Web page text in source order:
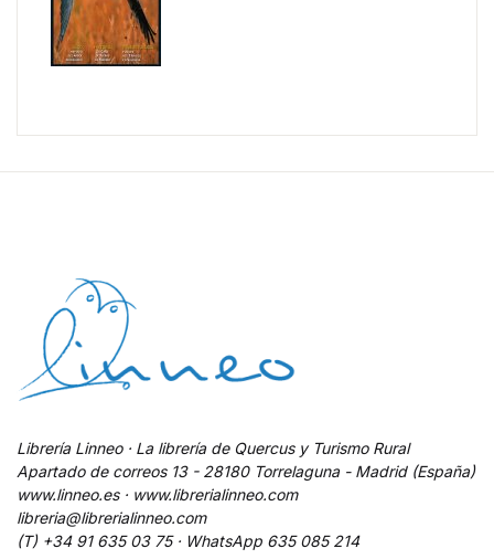
Librería Linneo · La librería de Quercus y Turismo Rural
Apartado de correos 13 - 28180 Torrelaguna - Madrid (España)
www.linneo.es · www.librerialinneo.com
libreria@librerialinneo.com
(T) +34 91 635 03 75 · WhatsApp 635 085 214